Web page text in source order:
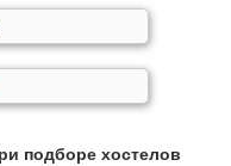
подборе хостелов